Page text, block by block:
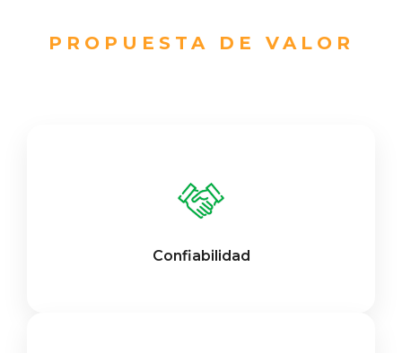
PROPUESTA DE VALOR
Confiabilidad